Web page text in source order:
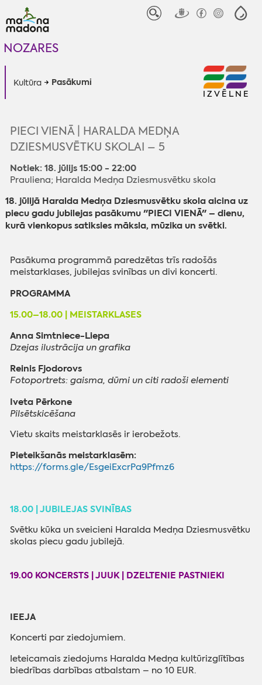
NOZARES
Kultūra Pasākumi
IZVĒLNE
PIECI VIENĀ | HARALDA MEDŅA
DZIESMUSVĒTKU SKOLAI – 5
Notiek: 18. jūlijs 15:00 - 22:00
Prauliena; Haralda Medņa Dziesmusvētku skola
18. jūlijā Haralda Medņa Dziesmusvētku skola aicina uz
piecu gadu jubilejas pasākumu "PIECI VIENĀ" – dienu,
kurā vienkopus satiksies māksla, mūzika un svētki.
Pasākuma programmā paredzētas trīs radošās
meistarklases, jubilejas svinības un divi koncerti.
PROGRAMMA
15.00–18.00 | MEISTARKLASES
Anna Simtniece-Liepa
Dzejas ilustrācija un grafika
Reinis Fjodorovs
Fotoportrets: gaisma, dūmi un citi radoši elementi
Iveta Pērkone
Pilsētskicēšana
Vietu skaits meistarklasēs ir ierobežots.
Pieteikšanās meistarklasēm:
https://forms.gle/EsgeiExcrPa9Pfmz6
18.00 | JUBILEJAS SVINĪBAS
Svētku kūka un sveicieni Haralda Medņa Dziesmusvētku
skolas piecu gadu jubilejā.
19.00 KONCERSTS | JUUK | DZELTENIE PASTNIEKI
IEEJA
Koncerti par ziedojumiem.
Ieteicamais ziedojums Haralda Medņa kultūrizglītības
biedrības darbības atbalstam – no 10 EUR.